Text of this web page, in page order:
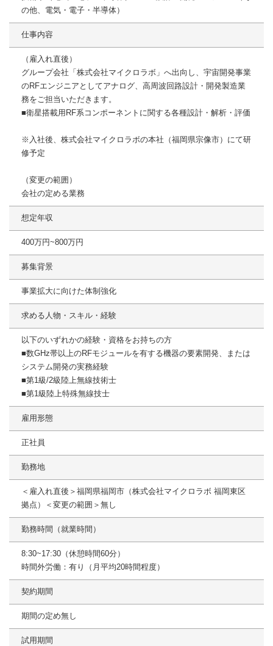
の他、電気・電子・半導体）
仕事内容
（雇入れ直後）
グループ会社「株式会社マイクロラボ」へ出向し、宇宙開発事業
のRFエンジニアとしてアナログ、高周波回路設計・開発製造業
務をご担当いただきます。
■衛星搭載用RF系コンポーネントに関する各種設計・解析・評価
※入社後、株式会社マイクロラボの本社（福岡県宗像市）にて研
修予定
（変更の範囲）
会社の定める業務
想定年収
400万円~800万円
募集背景
事業拡大に向けた体制強化
求める人物・スキル・経験
以下のいずれかの経験・資格をお持ちの方
■数GHz帯以上のRFモジュールを有する機器の要素開発、または
システム開発の実務経験
■第1級/2級陸上無線技術士
■第1級陸上特殊無線技士
雇用形態
正社員
勤務地
＜雇入れ直後＞福岡県福岡市（株式会社マイクロラボ 福岡東区
拠点）＜変更の範囲＞無し
勤務時間（就業時間）
8:30~17:30（休憩時間60分）
時間外労働：有り（月平均20時間程度）
契約期間
期間の定め無し
試用期間